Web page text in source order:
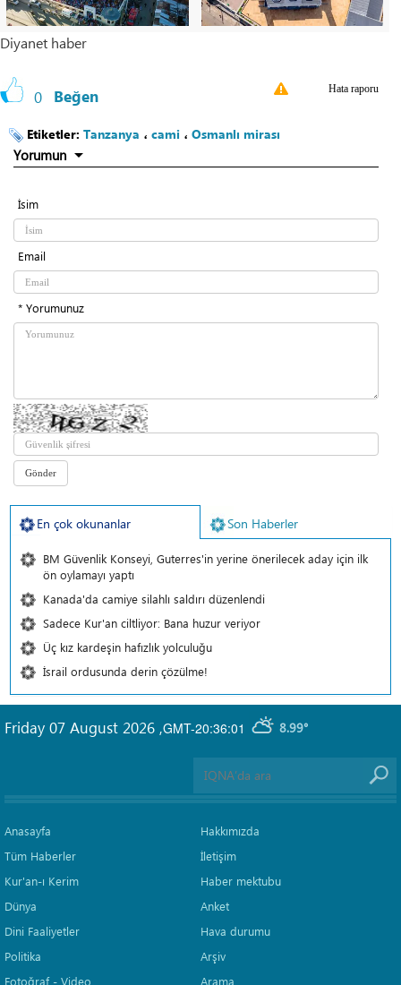
Diyanet haber
0 Beğen Hata raporu
Etiketler: Tanzanya ، cami ، Osmanlı mirası
Yorumun
İsim
Email
* Yorumunuz
En çok okunanlar Son Haberler
BM Güvenlik Konseyi, Guterres'in yerine önerilecek aday için ilk
ön oylamayı yaptı
Kanada'da camiye silahlı saldırı düzenlendi
Sadece Kur'an ciltliyor: Bana huzur veriyor
Üç kız kardeşin hafızlık yolculuğu
İsrail ordusunda derin çözülme!
GMT-20:36:01 8.99°
Friday 07 August 2026 ,
Anasayfa
Tüm Haberler
Kur'an-ı Kerim
Dünya
Dini Faaliyetler
Politika
Fotoğraf - Video
Hakkımızda
İletişim
Haber mektubu
Anket
Hava durumu
Arşiv
Arama